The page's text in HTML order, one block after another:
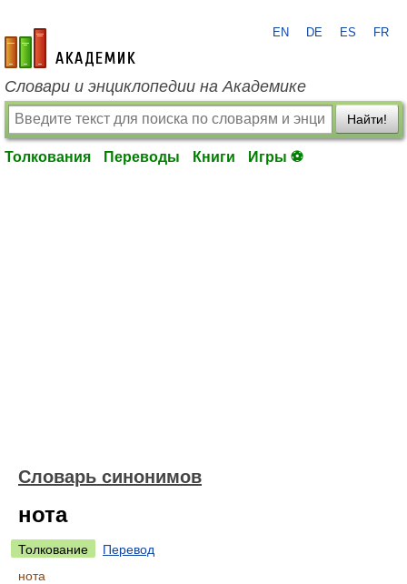
academic.ru
EN DE ES FR
Словари и энциклопедии на Академике
Найти!
Толкования Переводы Книги Игры ⚽
Словарь синонимов
нота
Толкование
Перевод
нота